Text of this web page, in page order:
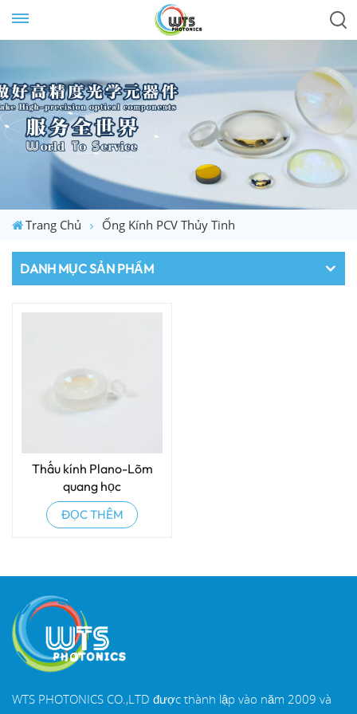
Trang Chủ Ống Kính PCV Thủy Tinh
DANH MỤC SẢN PHẨM
Thấu kính Plano-Lõm
quang học
ĐỌC THÊM
WTS PHOTONICS CO.,LTD được thành lập vào năm 2009 và